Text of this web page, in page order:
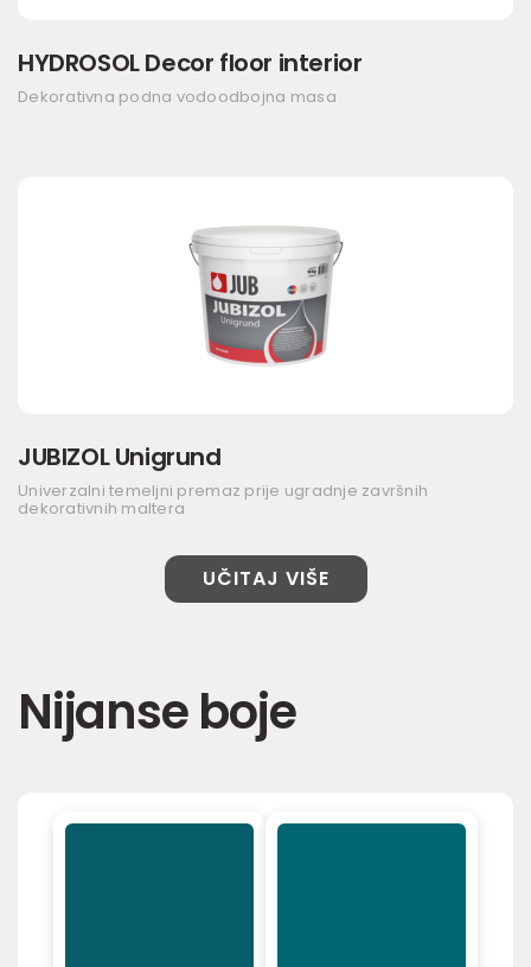
HYDROSOL Decor floor interior
Dekorativna podna vodoodbojna masa
JUBIZOL Unigrund
Univerzalni temeljni premaz prije ugradnje završnih
dekorativnih maltera
UČITAJ VIŠE
Nijanse boje